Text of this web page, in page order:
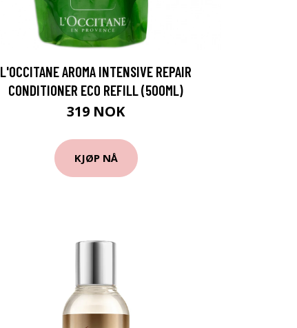
L'OCCITANE AROMA INTENSIVE REPAIR
CONDITIONER ECO REFILL (500ML)
319 NOK
KJØP NÅ